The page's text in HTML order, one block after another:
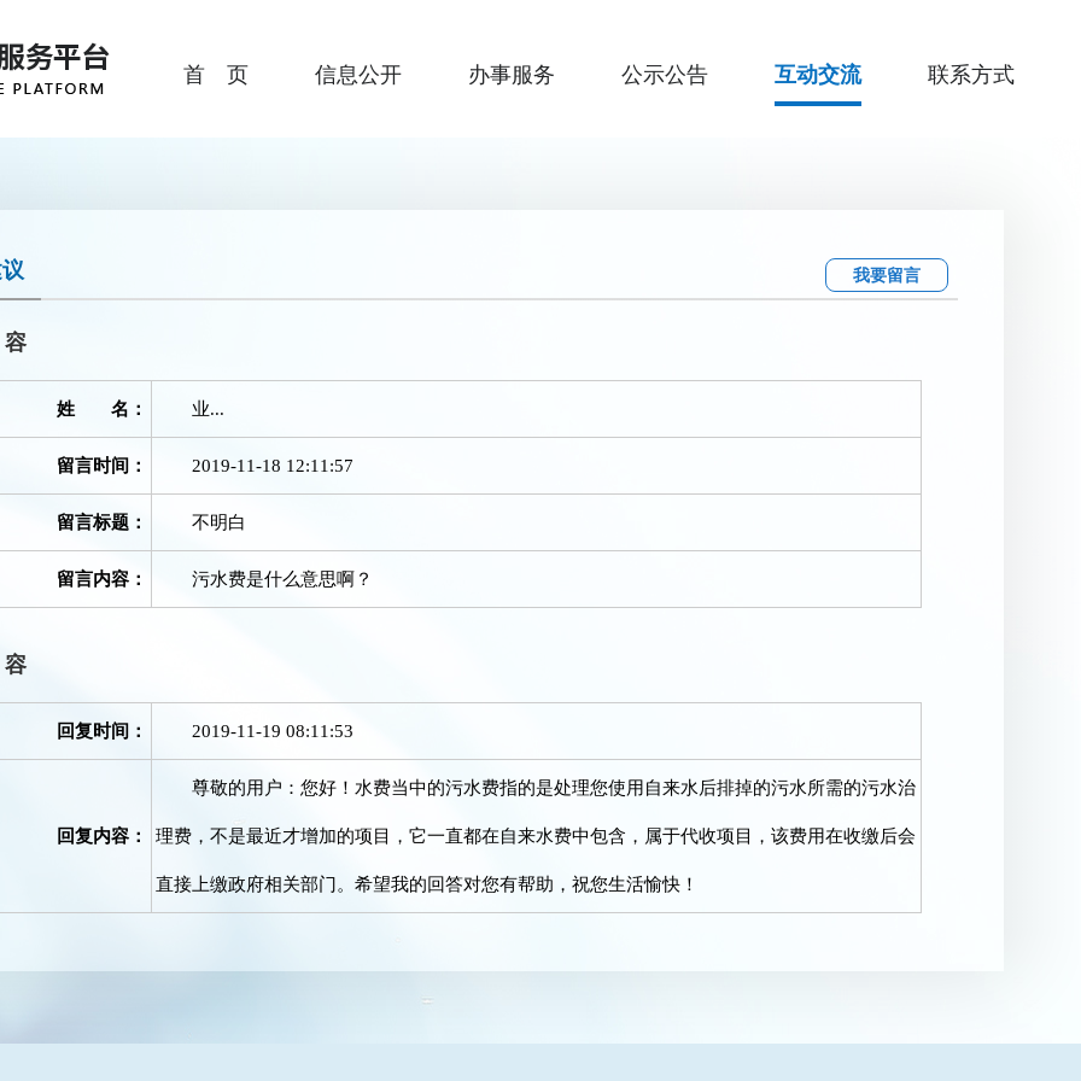
首 页 信息公开 办事服务 公示公告 互动交流 联系方式
我要留言
姓 名： 业...
留言时间： 2019-11-18 12:11:57
留言标题： 不明白
留言内容： 污水费是什么意思啊？
回复时间： 2019-11-19 08:11:53
回复内容：
尊敬的用户：您好！水费当中的污水费指的是处理您使用自来水后排掉的污水所需的污水治
理费，不是最近才增加的项目，它一直都在自来水费中包含，属于代收项目，该费用在收缴后会
直接上缴政府相关部门。希望我的回答对您有帮助，祝您生活愉快！